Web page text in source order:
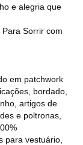
e alegria que
Sorrir com
em patchwork
bordado,
artigos de
e poltronas,
para vestuário,